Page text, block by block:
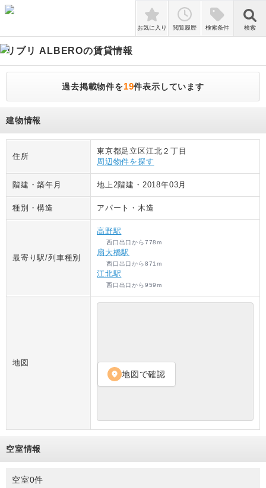
検索
お気に入り 閲覧履歴 検索条件 検索
リブリ ALBEROの賃貸情報
過去掲載物件を19件表示しています
建物情報
住所
東京都足立区江北２丁目
周辺物件を探す
階建・築年月 地上2階建 ・ 2018年03月
種別・構造 アパート ・木造
最寄り駅/列車種別
高野駅
西口出口から778m
扇大橋駅
西口出口から871m
江北駅
西口出口から959m
地図
location_on 地図で確認
空室情報
空室0件